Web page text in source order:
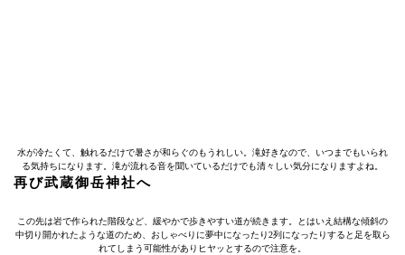
水が冷たくて、触れるだけで暑さが和らぐのもうれしい。滝好きなので、いつまでもいられ
る気持ちになります。滝が流れる音を聞いているだけでも清々しい気分になりますよね。
再び武蔵御岳神社へ
この先は岩で作られた階段など、緩やかで歩きやすい道が続きます。とはいえ結構な傾斜の
中切り開かれたような道のため、おしゃべりに夢中になったり2列になったりすると足を取ら
れてしまう可能性がありヒヤッとするので注意を。